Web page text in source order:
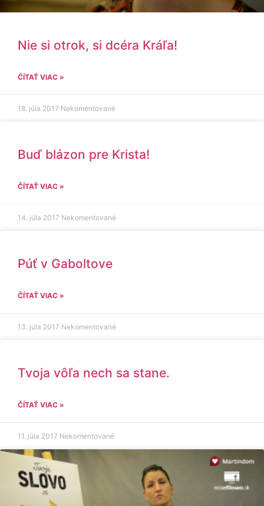
Nie si otrok, si dcéra Kráľa!
ČÍTAŤ VIAC »
18. júla 2017 Nekomentované
Buď blázon pre Krista!
ČÍTAŤ VIAC »
14. júla 2017 Nekomentované
Púť v Gaboltove
ČÍTAŤ VIAC »
13. júla 2017 Nekomentované
Tvoja vôľa nech sa stane.
ČÍTAŤ VIAC »
11. júla 2017 Nekomentované